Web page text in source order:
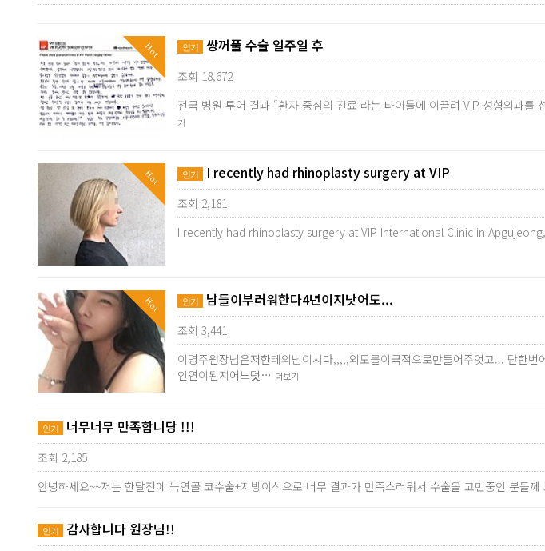
Hot 인기 쌍꺼풀 수술 일주일 후
조회 18,672
전국 병원 투어 결과 “환자 중심의 진료 라는 타이틀에 이끌려 VIP 성형외과
기
Hot 인기 I recently had rhinoplasty surgery at VIP
조회 2,181
I recently had rhinoplasty surgery at VIP International Clinic in
Hot 인기 남들이부러워한다4년이지낫어도...
조회 3,441
이명주원장님은저한테의님이시다,,,,,외모를이국적으로만들어주엇고... 단한
인연이된지어느덧… 더보기
인기 너무너무 만족합니당 !!!
조회 2,185
안녕하세요~~저는 한달전에 늑연골 코수술+지방이식으로 너무 결과가 만족스러워서 수술을 고민중인 분
인기 감사합니다 원장님!!